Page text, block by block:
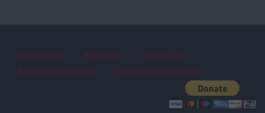
Impresszum Kapcsolat
Szerzői jog
Adatvédelmi irányelv
Felhasználói feltételek